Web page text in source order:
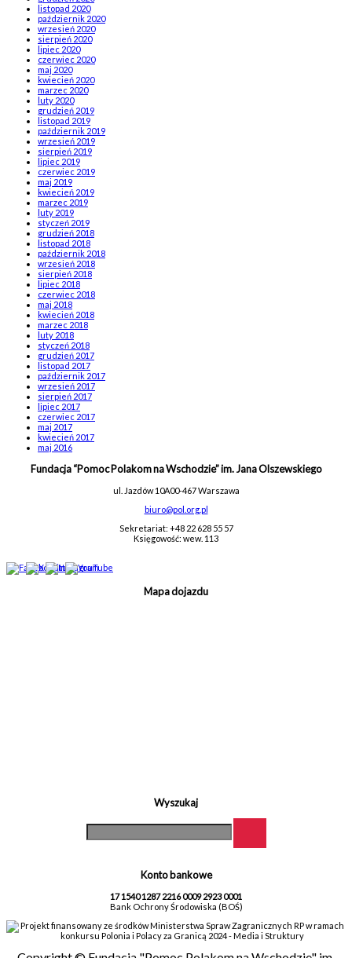
listopad 2020
październik 2020
wrzesień 2020
sierpień 2020
lipiec 2020
czerwiec 2020
maj 2020
kwiecień 2020
marzec 2020
luty 2020
grudzień 2019
listopad 2019
październik 2019
wrzesień 2019
sierpień 2019
lipiec 2019
czerwiec 2019
maj 2019
kwiecień 2019
marzec 2019
luty 2019
styczeń 2019
grudzień 2018
listopad 2018
październik 2018
wrzesień 2018
sierpień 2018
lipiec 2018
czerwiec 2018
maj 2018
kwiecień 2018
marzec 2018
luty 2018
styczeń 2018
grudzień 2017
listopad 2017
październik 2017
wrzesień 2017
sierpień 2017
lipiec 2017
czerwiec 2017
maj 2017
kwiecień 2017
maj 2016
Fundacja “Pomoc Polakom na Wschodzie” im. Jana Olszewskiego
ul. Jazdów 10A00-467 Warszawa
biuro@pol.org.pl
Sekretariat: +48 22 628 55 57
Księgowość: wew. 113
Mapa dojazdu
Wyszukaj
Konto bankowe
17 1540 1287 2216 0009 2923 0001
Bank Ochrony Środowiska (BOŚ)
Projekt finansowany ze środków Ministerstwa Spraw Zagranicznych RP w ramach
konkursu Polonia i Polacy za Granicą 2024 - Media i Struktury